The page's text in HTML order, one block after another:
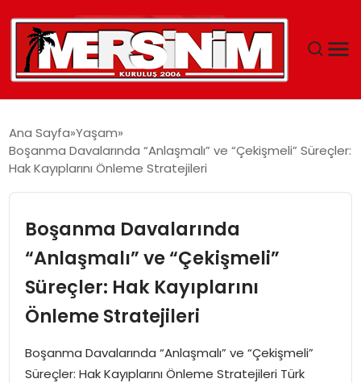
YAŞAM
SAĞLIK
EĞITIM
EKONOMI
Ana Sayfa Yaşam
Boşanma Davalarında “Anlaşmalı” ve “Çekişmeli” Süreçler:
Hak Kayıplarını Önleme Stratejileri
Boşanma Davalarında
“Anlaşmalı” ve “Çekişmeli”
Süreçler: Hak Kayıplarını
Önleme Stratejileri
Boşanma Davalarında “Anlaşmalı” ve “Çekişmeli”
Süreçler: Hak Kayıplarını Önleme Stratejileri Türk